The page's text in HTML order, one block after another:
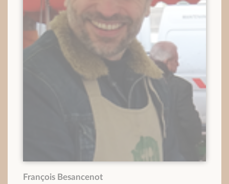
François Besancenot